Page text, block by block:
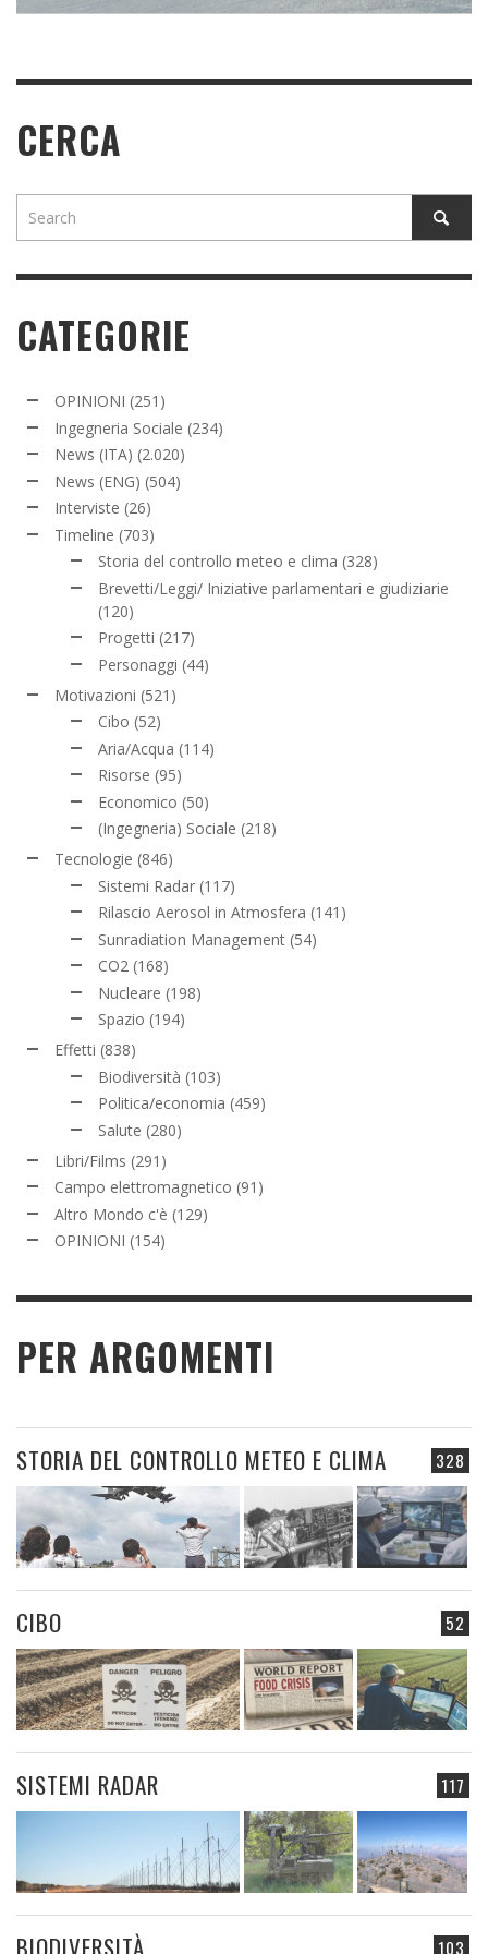
CERCA
CATEGORIE
OPINIONI (251)
Ingegneria Sociale (234)
News (ITA) (2.020)
News (ENG) (504)
Interviste (26)
Timeline (703)
Storia del controllo meteo e clima (328)
Brevetti/Leggi/ Iniziative parlamentari e giudiziarie
(120)
Progetti (217)
Personaggi (44)
Motivazioni (521)
Cibo (52)
Aria/Acqua (114)
Risorse (95)
Economico (50)
(Ingegneria) Sociale (218)
Tecnologie (846)
Sistemi Radar (117)
Rilascio Aerosol in Atmosfera (141)
Sunradiation Management (54)
CO2 (168)
Nucleare (198)
Spazio (194)
Effetti (838)
Biodiversità (103)
Politica/economia (459)
Salute (280)
Libri/Films (291)
Campo elettromagnetico (91)
Altro Mondo c'è (129)
OPINIONI (154)
PER ARGOMENTI
328
STORIA DEL CONTROLLO METEO E CLIMA
52
CIBO
117
SISTEMI RADAR
103
BIODIVERSITÀ